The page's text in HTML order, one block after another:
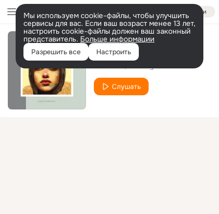
Войти
Мы используем cookie-файлы, чтобы улучшить
сервисы для вас. Если ваш возраст менее 13 лет,
настроить cookie-файлы должен ваш законный
представитель. Больше информации
Разрешить все Настроить
Catalyst
Слушать